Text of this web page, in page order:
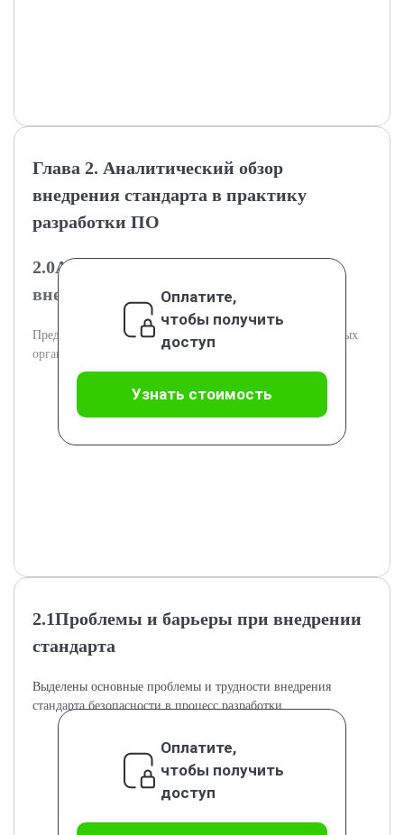
Глава 2. Аналитический обзор
внедрения стандарта в практику
разработки ПО
2.0Анализ существующих практик
внедрения стандарта
Представлен анализ практик внедрения стандарта в разных
организациях и условиях разработки.
Оплатите,
чтобы получить
доступ
Узнать стоимость
2.1Проблемы и барьеры при внедрении
стандарта
Выделены основные проблемы и трудности внедрения
стандарта безопасности в процесс разработки.
Оплатите,
чтобы получить
доступ